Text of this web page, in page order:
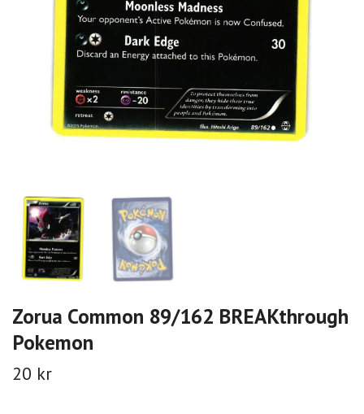
Zorua Common 89/162 BREAKthrough
Pokemon
20 kr